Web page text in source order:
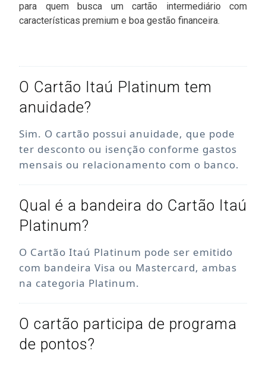
para quem busca um cartão intermediário com
características premium e boa gestão financeira.
O Cartão Itaú Platinum tem
anuidade?
Sim. O cartão possui anuidade, que pode
ter desconto ou isenção conforme gastos
mensais ou relacionamento com o banco.
Qual é a bandeira do Cartão Itaú
Platinum?
O Cartão Itaú Platinum pode ser emitido
com bandeira Visa ou Mastercard, ambas
na categoria Platinum.
O cartão participa de programa
de pontos?